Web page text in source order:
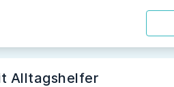
Alltagshelfer